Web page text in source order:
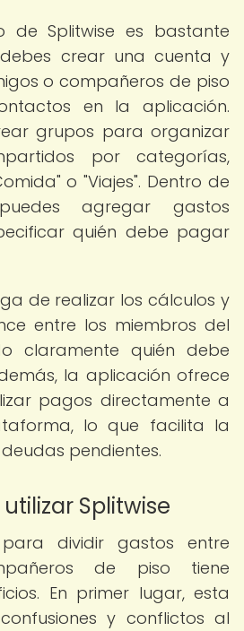
de Splitwise es bastante
debes crear una cuenta y
o compañeros de piso
en la aplicación.
grupos para organizar
por categorías,
o "Viajes". Dentro de
agregar gastos
quién debe pagar
de realizar los cálculos y
entre los miembros del
claramente quién debe
la aplicación ofrece
pagos directamente a
lo que facilita la
pendientes.
Splitwise
para dividir gastos entre
de piso tiene
En primer lugar, esta
y conflictos al